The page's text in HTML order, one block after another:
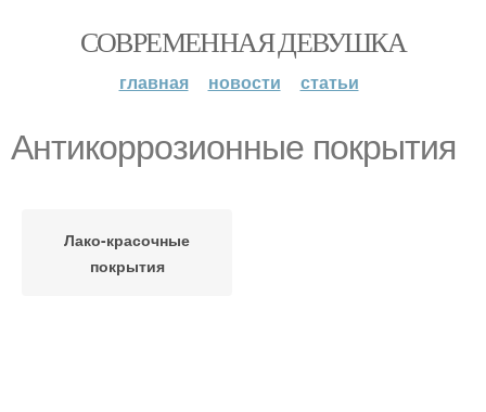
СОВРЕМЕННАЯ ДЕВУШКА
главная новости статьи
Антикоррозионные покрытия
Лако-красочные
покрытия